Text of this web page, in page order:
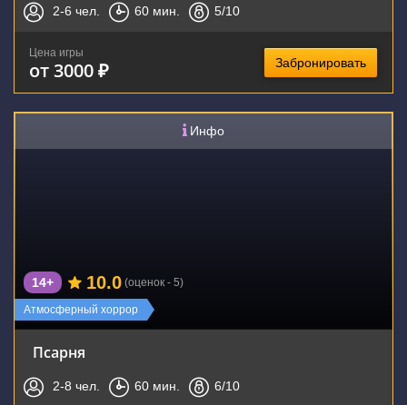
2-6 чел. 60 мин. 5/10
Цена игры
от 3000 ₽ Забронировать
Инфо
Атмосферный хоррор
14+ 10.0 (оценок - 5)
Псарня
2-8 чел. 60 мин. 6/10